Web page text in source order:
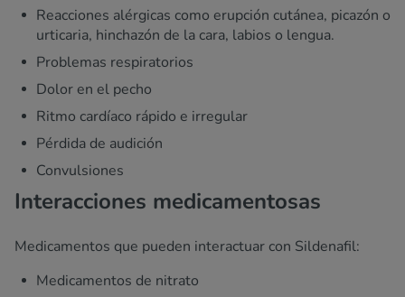
Reacciones alérgicas como erupción cutánea, picazón o
urticaria, hinchazón de la cara, labios o lengua.
Problemas respiratorios
Dolor en el pecho
Ritmo cardíaco rápido e irregular
Pérdida de audición
Convulsiones
Interacciones medicamentosas
Medicamentos que pueden interactuar con Sildenafil:
Medicamentos de nitrato